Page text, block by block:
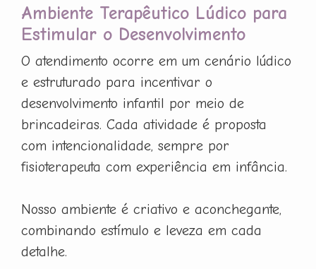
Ambiente Terapêutico Lúdico para
Estimular o Desenvolvimento
O atendimento ocorre em um cenário lúdico
e estruturado para incentivar o
desenvolvimento infantil por meio de
brincadeiras. Cada atividade é proposta
com intencionalidade, sempre por
fisioterapeuta com experiência em infância.
Nosso ambiente é criativo e aconchegante,
combinando estímulo e leveza em cada
detalhe.